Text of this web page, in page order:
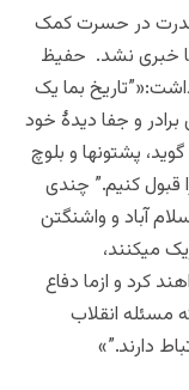
قدرت در حسرت کمک
خبری نشد. حفیظ
بما یک
و جفا دیدۀ خود
پشتونها و بلوچ
قبول کنیم.” چندی
آباد و واشنگتن
میکنند،
کرد و ازما دفاع
مسئله انقلاب
دارند.”»